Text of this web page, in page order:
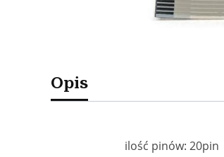
Opis
ilość pinów: 20pin